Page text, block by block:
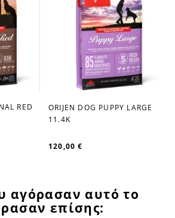
RED favorite_border
ORIJEN DOG PUPPY LARGE
11.4K
120,00 €
αγόρασαν αυτό το
επίσης: